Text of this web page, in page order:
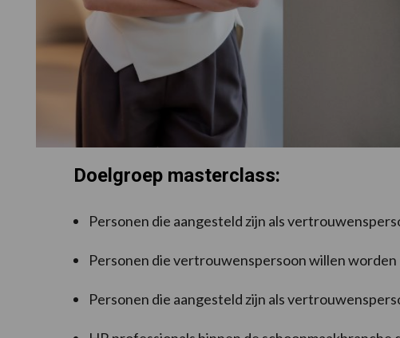
Doelgroep masterclass:
Personen die aangesteld zijn als
Personen die vertrouwenspersoon willen worden
Personen die aangesteld zijn als